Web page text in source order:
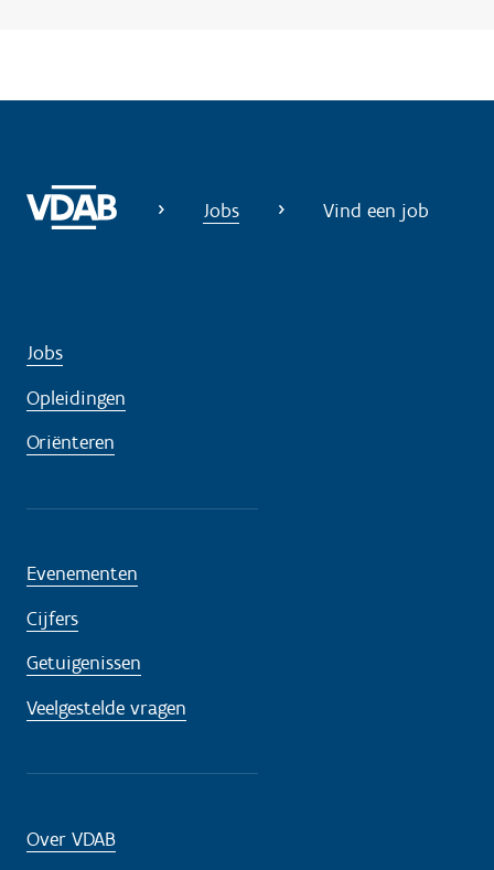
Jobs Vind een job
Jobs
Opleidingen
Oriënteren
Evenementen
Cijfers
Getuigenissen
Veelgestelde vragen
Over VDAB